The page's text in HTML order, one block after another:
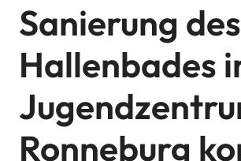
Sanierung des
Hallenbades
Ronneburg